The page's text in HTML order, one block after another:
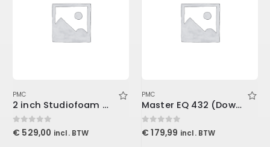
PMC
2 inch Studiofoam Wedge, 12-Pack 12-61x122cm panel, Burgundy
0out of 5
€ 529,00 incl. BTW
PMC
Master EQ 432 (Download)
0out of 5
€ 179,99 incl. BTW